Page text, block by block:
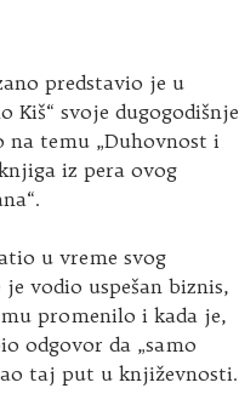
predstavio je u
Kiš“ svoje dugogodišnje
na temu „Duhovnost i
iz pera ovog
u vreme svog
vodio uspešan biznis,
promenilo i kada je,
odgovor da „samo
taj put u književnosti.